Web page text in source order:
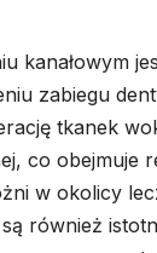
kanałowym
zabiegu
tkanek
co
w okolicy
również